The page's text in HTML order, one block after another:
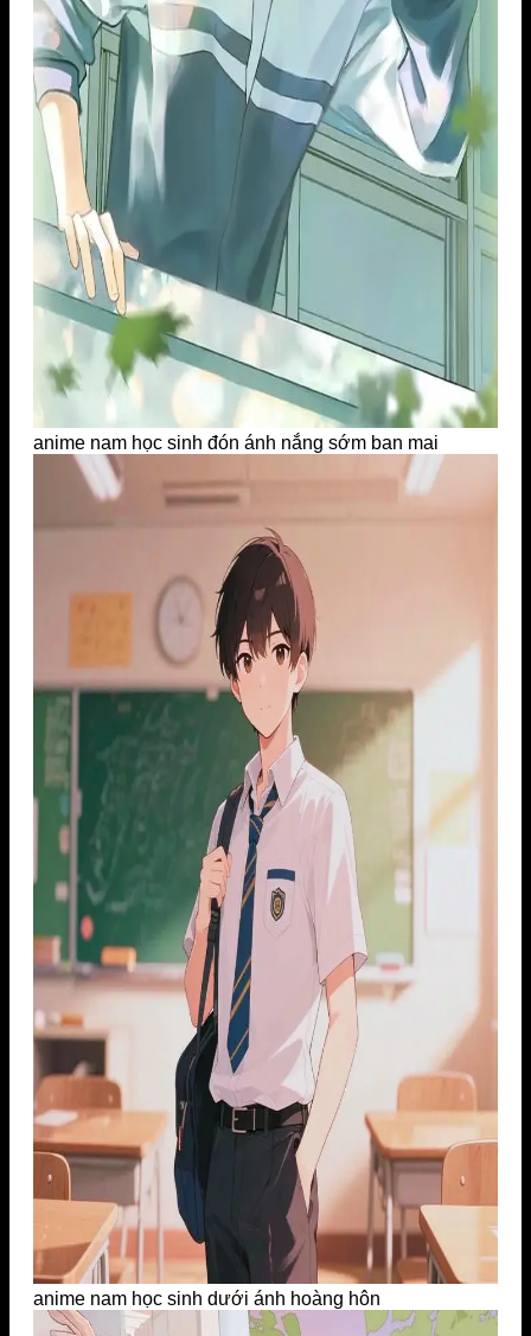
anime nam học sinh đón ánh nắng sớm ban mai
anime nam học sinh dưới ánh hoàng hôn